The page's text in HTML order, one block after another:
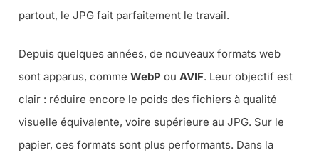
partout, le JPG fait parfaitement le travail.
Depuis quelques années, de nouveaux formats web
sont apparus, comme WebP ou AVIF. Leur objectif est
clair : réduire encore le poids des fichiers à qualité
visuelle équivalente, voire supérieure au JPG. Sur le
papier, ces formats sont plus performants. Dans la